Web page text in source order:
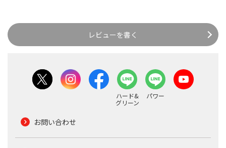
レビューを書く
ハード&
グリーン
パワー
お問い合わせ